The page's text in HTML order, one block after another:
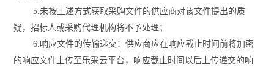
5.未按上述方式获取采购文件的供应商对该文件提出的质
疑，招标人 或采购代理机构将不予处理；
6.响应文件的传输递交：供应商应在响应截止时间前将加密
的响应文件上传至乐采云平台，响应截止时间以后上传递交的响